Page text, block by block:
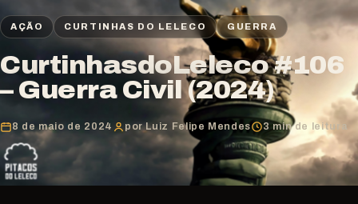
AÇÃO CURTINHAS DO LELECO GUERRA
CurtinhasdoLeleco #106
– Guerra Civil (2024)
8 de maio de 2024 por Luiz Felipe Mendes 3 min de leitura